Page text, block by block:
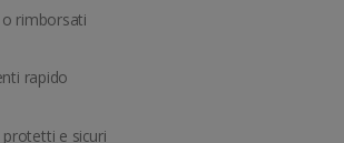
rimborsati
rapido
e sicuri